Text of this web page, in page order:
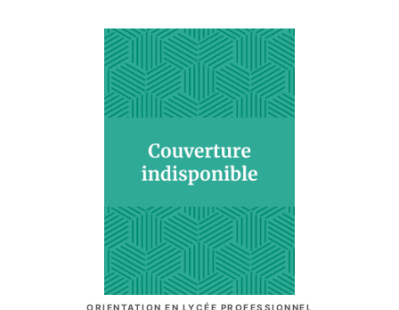
ORIENTATION EN LYCÉE PROFESSIONNEL